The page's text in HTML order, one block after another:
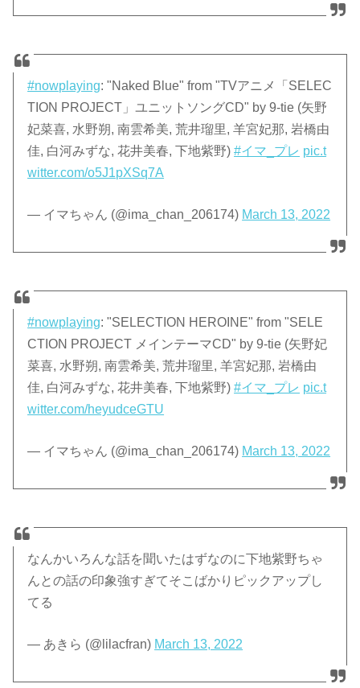
#nowplaying: "Naked Blue" from "TVアニメ「SELEC
TION PROJECT」ユニットソングCD" by 9-tie (矢野
妃菜喜, 水野朔, 南雲希美, 荒井瑠里, 羊宮妃那, 岩橋由
佳, 白河みずな, 花井美春, 下地紫野)#イマ_プレ pic.t
witter.com/o5J1pXSq7A
— イマちゃん (@ima_chan_206174) March 13, 2022
#nowplaying: "SELECTION HEROINE" from "SELE
CTION PROJECT メインテーマCD" by 9-tie (矢野妃
菜喜, 水野朔, 南雲希美, 荒井瑠里, 羊宮妃那, 岩橋由
佳, 白河みずな, 花井美春, 下地紫野)#イマ_プレ pic.t
witter.com/heyudceGTU
— イマちゃん (@ima_chan_206174) March 13, 2022
なんかいろんな話を聞いたはずなのに下地紫野ちゃ
んとの話の印象強すぎてそこばかりピックアップし
てる
— あきら (@lilacfran) March 13, 2022